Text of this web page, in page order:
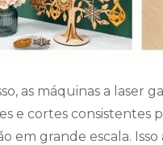
as máquinas a laser
e cortes consistentes
em grande escala. Isso